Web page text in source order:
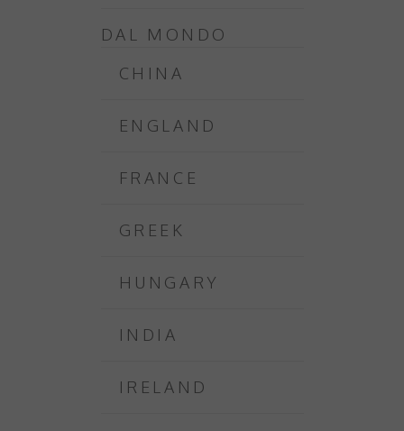
DAL MONDO
CHINA
ENGLAND
FRANCE
GREEK
HUNGARY
INDIA
IRELAND